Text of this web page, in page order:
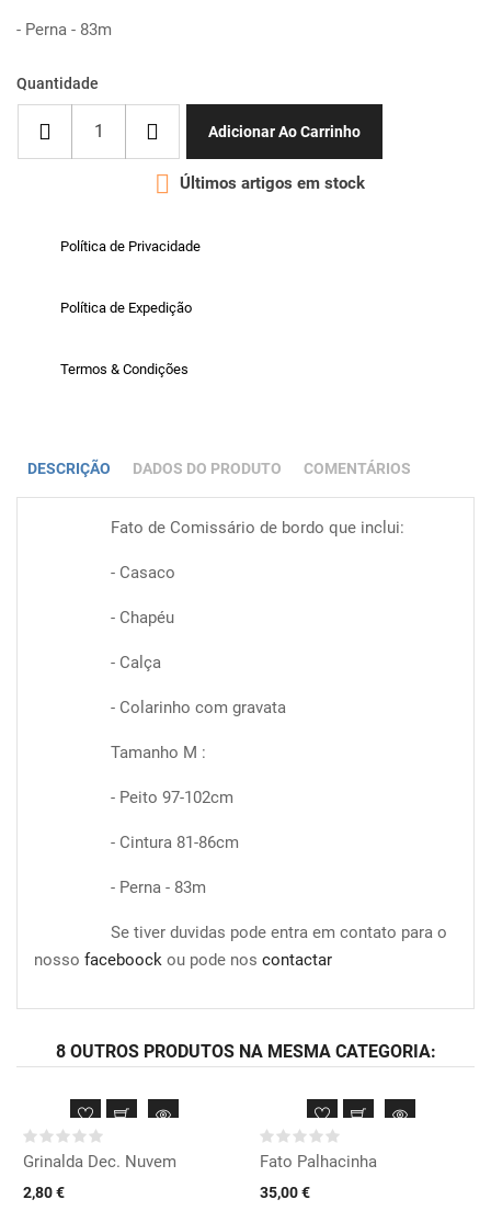
- Perna - 83m
Quantidade
Adicionar Ao Carrinho
 Últimos artigos em stock
Política de Privacidade
Política de Expedição
Termos & Condições
DESCRIÇÃO DADOS DO PRODUTO COMENTÁRIOS
Fato de Comissário de bordo que inclui:
- Casaco
- Chapéu
- Calça
- Colarinho com gravata
Tamanho M :
- Peito 97-102cm
- Cintura 81-86cm
- Perna - 83m
Se tiver duvidas pode entra em contato para o
nosso faceboock ou pode nos contactar
8 OUTROS PRODUTOS NA MESMA CATEGORIA:
Grinalda Dec. Nuvem
2,80 €
Fato Palhacinha
35,00 €